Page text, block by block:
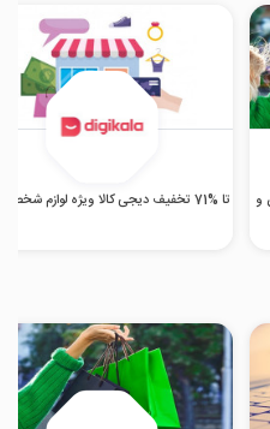
و
تا %71 تخفیف دیجی کالا ویژه لوازم شخصی برقی